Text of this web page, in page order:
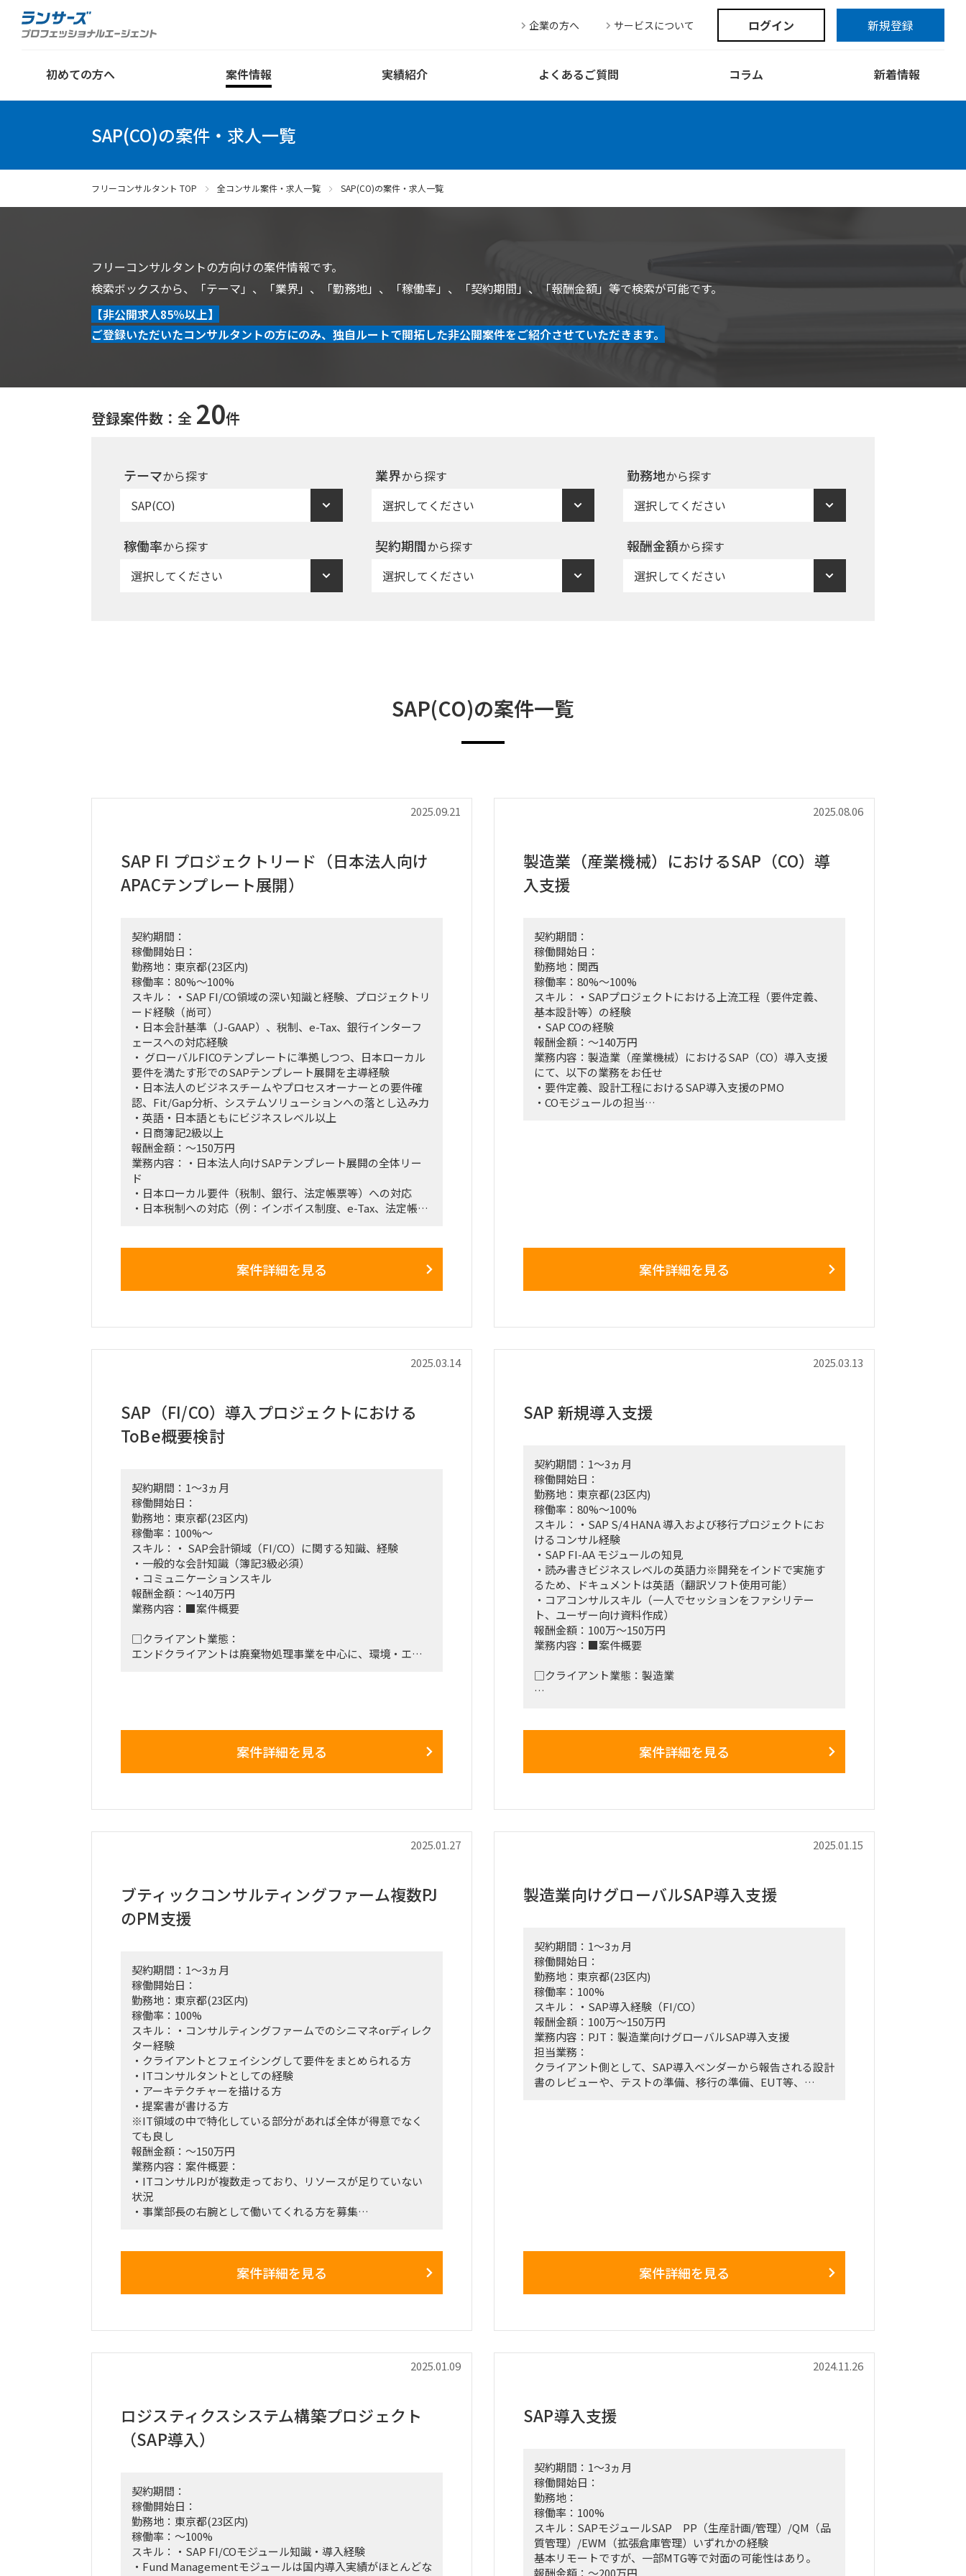
初めての方へ 案件情報 実績紹介 よくあるご質問 コラム 新着情報
企業の方へ サービスについて ログイン 新規登録
SAP(CO)の案件・求人一覧
フリーコンサルタント TOP 全コンサル案件・求人一覧 SAP(CO)の案件・求人一覧
フリーコンサルタントの方向けの案件情報です。
検索ボックスから、「テーマ」、「業界」、「勤務地」、「稼働率」、「契約期間」、「報酬金額」等で検索が可能です。
【非公開求人85％以上】
ご登録いただいたコンサルタントの方にのみ、独自ルートで開拓した非公開案件をご紹介させていただきます。
登録案件数：全 20件
テーマから探す 業界から探す 勤務地から探す
稼働率から探す 契約期間から探す 報酬金額から探す
SAP(CO)の案件一覧
2025.09.21
SAP FI プロジェクトリード（日本法人向け
APACテンプレート展開）
契約期間：
稼働開始日：
勤務地：東京都(23区内)
稼働率：80%～100%
スキル：・SAP FI/CO領域の深い知識と経験、プロジェクトリ
ード経験（尚可）
・日本会計基準（J-GAAP）、税制、e-Tax、銀行インターフ
ェースへの対応経験
・ グローバルFICOテンプレートに準拠しつつ、日本ローカル
要件を満たす形でのSAPテンプレート展開を主導経験
・日本法人のビジネスチームやプロセスオーナーとの要件確
認、Fit/Gap分析、システムソリューションへの落とし込み力
・英語・日本語ともにビジネスレベル以上
・日商簿記2級以上
報酬金額：～150万円
業務内容：・日本法人向けSAPテンプレート展開の全体リー
ド
・日本ローカル要件（税制、銀行、法定帳票等）への対応
・日本税制への対応（例：インボイス制度、e-Tax、法定帳
・日本の銀行・外部システムとのインターフェース設計／テ
・グローバル・ローカル関係者との折衝・報告対応
●商流制限：弊社直フリーランスまで
案件詳細を見る
2025.08.06
製造業（産業機械）におけるSAP（CO）導
入支援
契約期間：
稼働開始日：
勤務地：関西
稼働率：80%～100%
スキル：・SAPプロジェクトにおける上流工程（要件定義、
基本設計等）の経験
・SAP COの経験
報酬金額：～140万円
業務内容：製造業（産業機械）におけるSAP（CO）導入支援
にて、以下の業務をお任せ
・要件定義、設計工程におけるSAP導入支援のPMO
・COモジュールの担当
案件詳細を見る
2025.03.14
SAP（FI/CO）導入プロジェクトにおける
ToBe概要検討
契約期間：1～3ヵ月
稼働開始日：
勤務地：東京都(23区内)
稼働率：100%～
スキル：・ SAP会計領域（FI/CO）に関する知識、経験
・一般的な会計知識（簿記3級必須）
・コミュニケーションスキル
報酬金額：～140万円
業務内容：■案件概要
□クライアント業態：
エンドクライアントは廃棄物処理事業を中心に、環境・エネ
SAP（FI/CO）導入プロジェクト 2025/3末時点でAsIs業務可視
4月中旬よりToBeモデル構築、Gap対応策の検討に着手予定。
2025年12月末までに導入計画（詳細）を確定し、2026年1月よ
□作業内容：
・SAP（FI/CO）導入に向けFit&Gap検証を通じたGap抽出
・各種討議のファイシリテート、および討議結果取り纏め
※PM業務は担当外
※アサインフェーズ ToBe概要検討
■稼働率：100％
■働き方/勤務場所：都内（元請オフィス（外苑前）orクライ
アントオフィス（大田区））
案件詳細を見る
2025.03.13
SAP 新規導入支援
契約期間：1～3ヵ月
稼働開始日：
勤務地：東京都(23区内)
稼働率：80%～100%
スキル：・SAP S/4 HANA 導入および移行プロジェクトにお
けるコンサル経験
・SAP FI-AA モジュールの知見
・読み書きビジネスレベルの英語力※開発をインドで実施す
るため、ドキュメントは英語（翻訳ソフト使用可能）
・コアコンサルスキル（一人でセッションをファシリテー
ト、ユーザー向け資料作成）
報酬金額：100万～150万円
業務内容：■案件概要
□クライアント業態：製造業
■働き方/勤務場所：品川区（基本リモート）
案件詳細を見る
2025.01.27
ブティックコンサルティングファーム複数PJ
のPM支援
契約期間：1～3ヵ月
稼働開始日：
勤務地：東京都(23区内)
稼働率：100%
スキル：・コンサルティングファームでのシニマネorディレク
ター経験
・クライアントとフェイシングして要件をまとめられる方
・ITコンサルタントとしての経験
・アーキテクチャーを描ける方
・提案書が書ける方
※IT領域の中で特化している部分があれば全体が得意でなく
ても良し
報酬金額：～150万円
業務内容：案件概要：
・ITコンサルPJが複数走っており、リソースが足りていない
状況
・事業部長の右腕として働いてくれる方を募集
案件詳細を見る
2025.01.15
製造業向けグローバルSAP導入支援
契約期間：1～3ヵ月
稼働開始日：
勤務地：東京都(23区内)
稼働率：100%
スキル：・SAP導入経験（FI/CO）
報酬金額：100万～150万円
業務内容：PJT：製造業向けグローバルSAP導入支援
担当業務：
クライアント側として、SAP導入ベンダーから報告される設計
書のレビューや、テストの準備、移行の準備、EUT等、
案件詳細を見る
2025.01.09
ロジスティクスシステム構築プロジェクト
（SAP導入）
契約期間：
稼働開始日：
勤務地：東京都(23区内)
稼働率：～100%
スキル：・SAP FI/COモジュール知識・導入経験
・Fund Managementモジュールは国内導入実績がほとんどな
2024.11.26
SAP導入支援
契約期間：1～3ヵ月
稼働開始日：
勤務地：
稼働率：100%
スキル：SAPモジュールSAP PP（生産計画/管理）/QM（品
質管理）/EWM（拡張倉庫管理）いずれかの経験
基本リモートですが、一部MTG等で対面の可能性はあり。
報酬金額：～200万円